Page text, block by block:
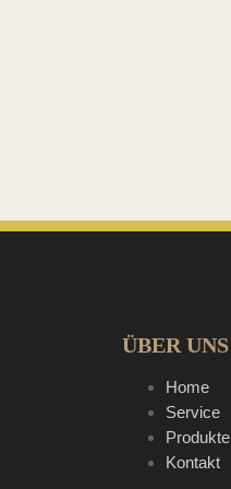
ÜBER UNS
Home
Service
Produkte
Kontakt